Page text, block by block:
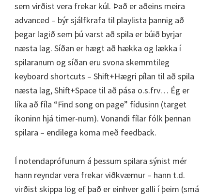
sem virðist vera frekar kúl. Það er aðeins meira
advanced – býr sjálfkrafa til playlista þannig að
þegar lagið sem þú varst að spila er búið byrjar
næsta lag. Síðan er hægt að hækka og lækka í
spilaranum og síðan eru svona skemmtileg
keyboard shortcuts – Shift+Hægri pílan til að spila
næsta lag, Shift+Space til að pása o.s.frv… Ég er
líka að fíla “Find song on page” fídusinn (target
íkoninn hjá timer-num). Vonandi fílar fólk þennan
spilara – endilega koma með feedback.
Í notendaprófunum á þessum spilara sýnist mér
hann reyndar vera frekar viðkvæmur – hann t.d.
virðist skippa lög ef það er einhver galli í þeim (smá